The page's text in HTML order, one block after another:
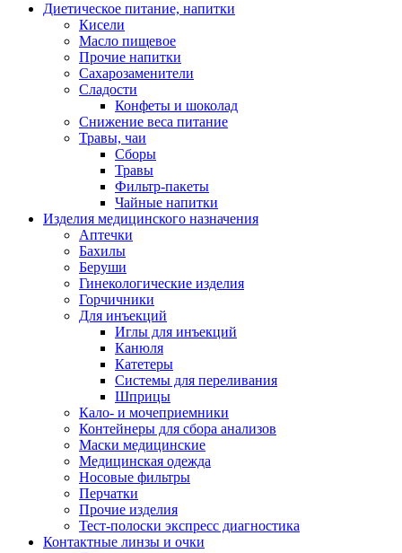
Диетическое питание, напитки
Кисели
Масло пищевое
Прочие напитки
Сахарозаменители
Сладости
Конфеты и шоколад
Снижение веса питание
Травы, чаи
Сборы
Травы
Фильтр-пакеты
Чайные напитки
Изделия медицинского назначения
Аптечки
Бахилы
Беруши
Гинекологические изделия
Горчичники
Для инъекций
Иглы для инъекций
Канюля
Катетеры
Системы для переливания
Шприцы
Кало- и мочеприемники
Контейнеры для сбора анализов
Маски медицинские
Медицинская одежда
Носовые фильтры
Перчатки
Прочие изделия
Тест-полоски экспресс диагностика
Контактные линзы и очки